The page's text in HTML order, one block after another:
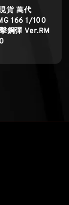
貨 萬代
166 1/100
鋼彈 Ver.RM